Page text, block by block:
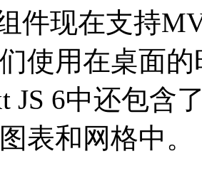
件现在支持
使用在桌面
JS 6中还包含
表和网格中。